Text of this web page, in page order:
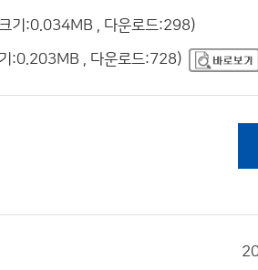
크기:0.034MB , 다운로드:298)
기:0.203MB , 다운로드:728)